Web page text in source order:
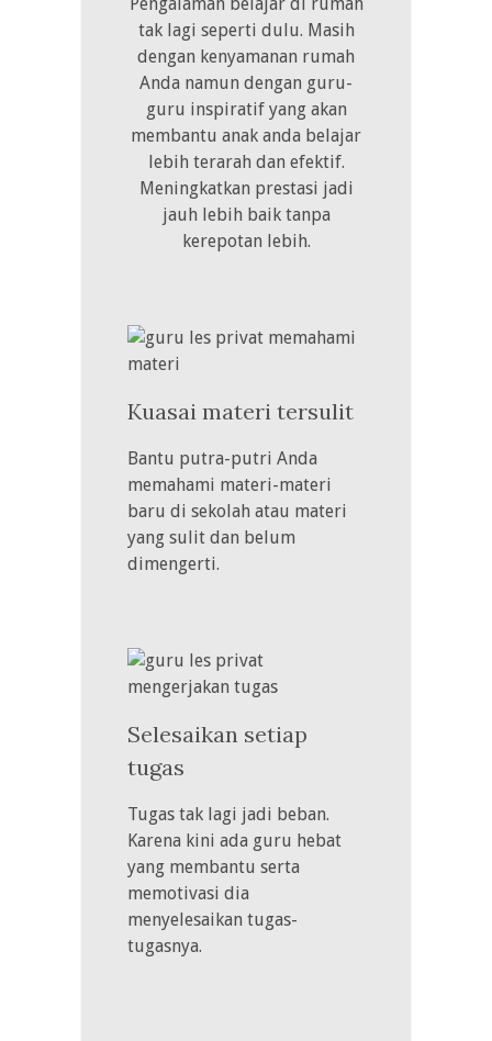
tak lagi seperti dulu. Masih
dengan kenyamanan rumah
Anda namun dengan guru-
guru inspiratif yang akan
membantu anak anda belajar
lebih terarah dan efektif.
Meningkatkan prestasi jadi
jauh lebih baik tanpa
kerepotan lebih.
Kuasai materi tersulit
Bantu putra-putri Anda
memahami materi-materi
baru di sekolah atau materi
yang sulit dan belum
dimengerti.
Selesaikan setiap
tugas
Tugas tak lagi jadi beban.
Karena kini ada guru hebat
yang membantu serta
memotivasi dia
menyelesaikan tugas-
tugasnya.